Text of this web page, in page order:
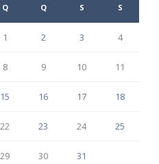
Q Q S S
1 2 3 4
8 9 10 11
15 16 17 18
22 23 24 25
29 30
31